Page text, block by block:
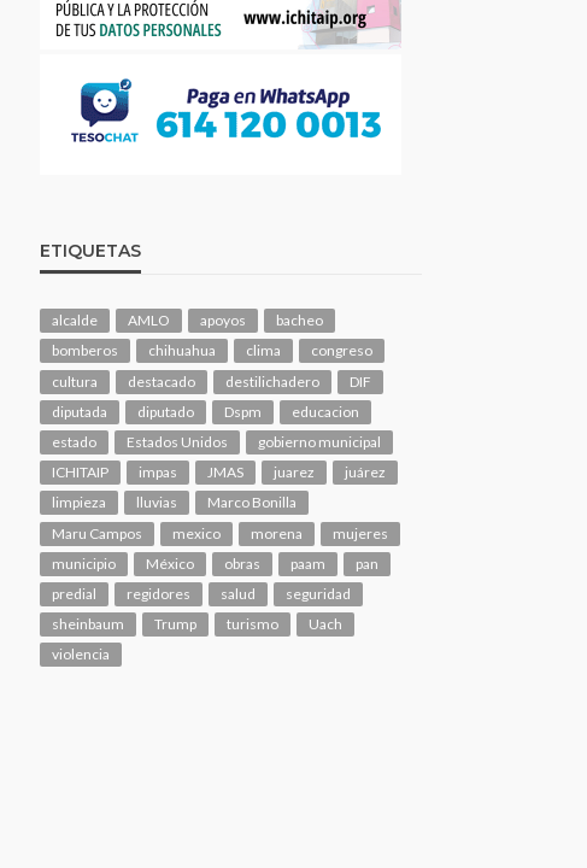
ETIQUETAS
alcalde AMLO apoyos
bacheo
bomberos
chihuahua clima
congreso
cultura
destacado destilichadero
DIF
diputada
diputado Dspm
educacion
estado
Estados Unidos
gobierno municipal
ICHITAIP
impas JMAS juarez
juárez
limpieza
lluvias
Marco Bonilla
Maru Campos
mexico morena
mujeres
municipio
México obras paam
pan
predial
regidores salud
seguridad
sheinbaum
Trump turismo
Uach
violencia